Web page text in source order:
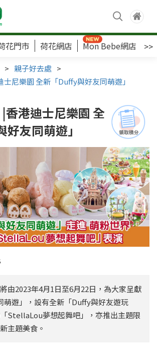
花門市 荷花網店 Mon Bebe網店 >>
> 親子好去處 >
尼樂園 全新「Duffy與好友同萌遊」
香港迪士尼樂園 全
友同萌遊」
由2023年4月1日至6月22日，為大家呈獻
萌遊」，設有全新「Duffy與好友遊玩
StellaLou夢想起舞吧」，亦推出主題限
主題美食。